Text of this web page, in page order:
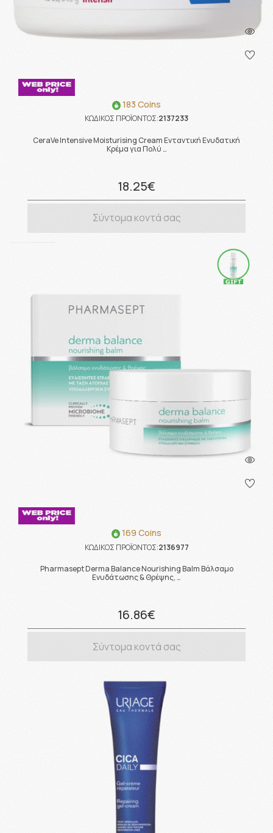
183 Coins
ΚΩΔΙΚΟΣ ΠΡΟΪΟΝΤΟΣ:2137233
CeraVe Intensive Moisturising Cream Ενταντική Ενυδατική
Κρέμα για Πολύ …
18.25€
Σύντομα κοντά σας
169 Coins
ΚΩΔΙΚΟΣ ΠΡΟΪΟΝΤΟΣ:2136977
Pharmasept Derma Balance Nourishing Balm Βάλσαμο
Ενυδάτωσης & Θρέψης, …
16.86€
Σύντομα κοντά σας